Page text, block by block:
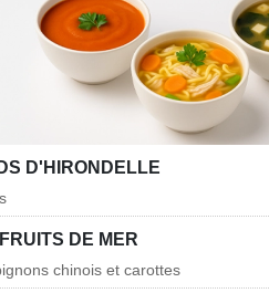
D'HIRONDELLE
DE MER
chinois et carottes